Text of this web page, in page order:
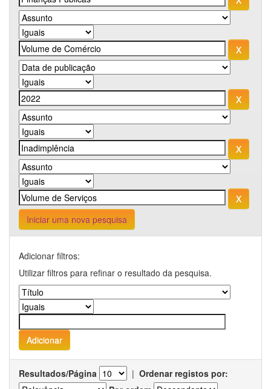
Iniciar uma nova pesquisa
Adicionar filtros:
Utilizar filtros para refinar o resultado da pesquisa.
Resultados/Página | Ordenar registos por: